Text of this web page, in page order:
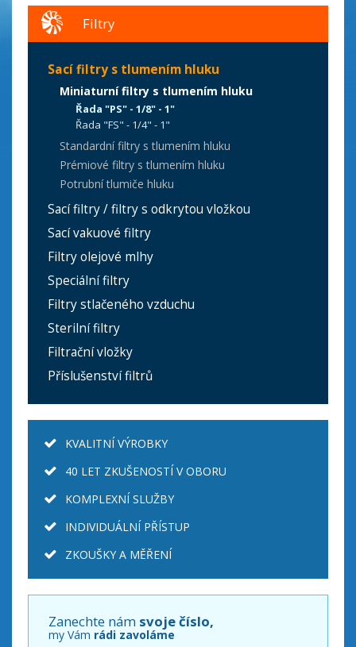
Filtry
Sací filtry s tlumením hluku
Miniaturní filtry s tlumením hluku
Řada "PS" - 1/8" - 1"
Řada "FS" - 1/4" - 1"
Standardní filtry s tlumením hluku
Prémiové filtry s tlumením hluku
Potrubní tlumiče hluku
Sací filtry / filtry s odkrytou vložkou
Sací vakuové filtry
Filtry olejové mlhy
Speciální filtry
Filtry stlačeného vzduchu
Sterilní filtry
Filtrační vložky
Příslušenství filtrů
KVALITNÍ VÝROBKY
40 LET ZKUŠENOSTÍ V OBORU
KOMPLEXNÍ SLUŽBY
INDIVIDUÁLNÍ PŘÍSTUP
ZKOUŠKY A MĚŘENÍ
Zanechte nám svoje číslo,
my Vám rádi zavoláme